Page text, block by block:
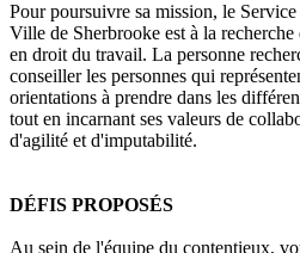
Pour poursuivre sa mission, le
Ville de Sherbrooke est à la
en droit du travail. La personne
conseiller les personnes qui
orientations à prendre dans les
tout en incarnant ses valeurs de
d'agilité et d'imputabilité.
DÉFIS PROPOSÉS
Au sein de l'équipe du contentieux,